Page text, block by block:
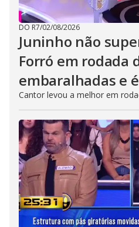
DO R7/02/08/2026
Juninho não
Forró em rodada
embaralhadas e
Cantor levou a melhor em